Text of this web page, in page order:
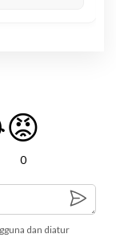
😡
0
dan diatur